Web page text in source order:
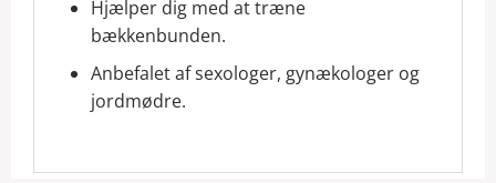
Hjælper dig med at træne
bækkenbunden.
Anbefalet af sexologer, gynækologer og
jordmødre.